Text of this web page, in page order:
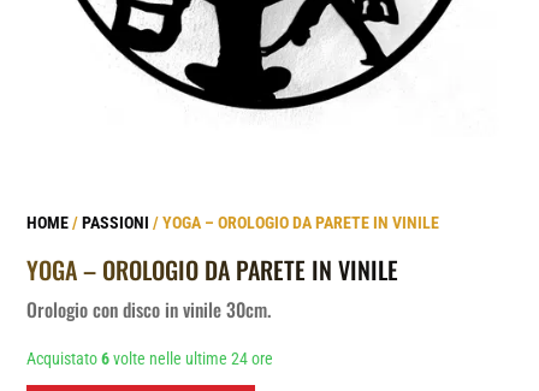
HOME/PASSIONI / YOGA – OROLOGIO DA PARETE IN VINILE
YOGA – OROLOGIO DA PARETE IN VINILE
Orologio con disco in vinile 30cm.
Acquistato6volte nelle ultime 24 ore